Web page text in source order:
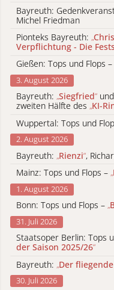
Bayreuth:
Michel Friedman
Pionteks Bayreuth: „
Verpflichtung - Die
Gießen: Tops und Flops –
3. August 2026
Bayreuth: „Siegfried“ und
zweiten Hälfte des „KI-
Wuppertal: Tops und
2. August 2026
Bayreuth: „Rienzi“,
Mainz: Tops und Flops – „
1. August 2026
Bonn: Tops und Flops – „
31. Juli 2026
Staatsoper Berlin: Tops
der Saison 2025/26“
Bayreuth: „Der
30. Juli 2026